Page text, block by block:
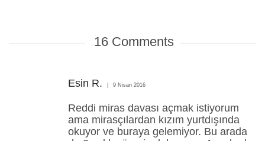
16 Comments
Esin R. 9 Nisan 2016
Reddi miras davası açmak istiyorum
ama mirasçılardan kızım yurtdışında
okuyor ve buraya gelemiyor. Bu arada